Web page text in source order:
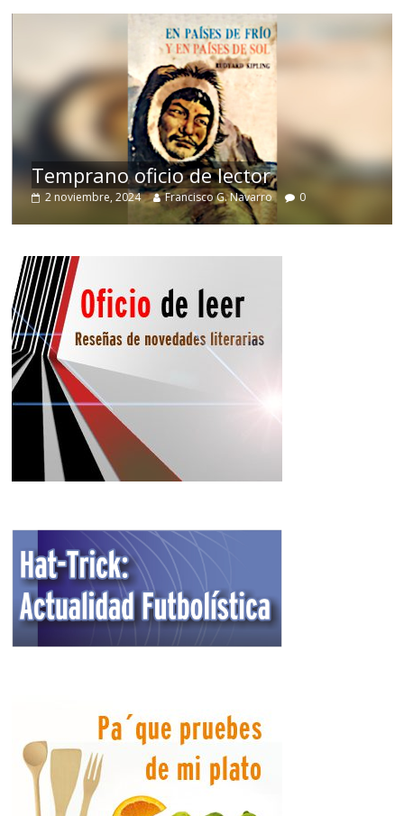
Temprano oficio de lector
2 noviembre, 2024 Francisco G. Navarro 0